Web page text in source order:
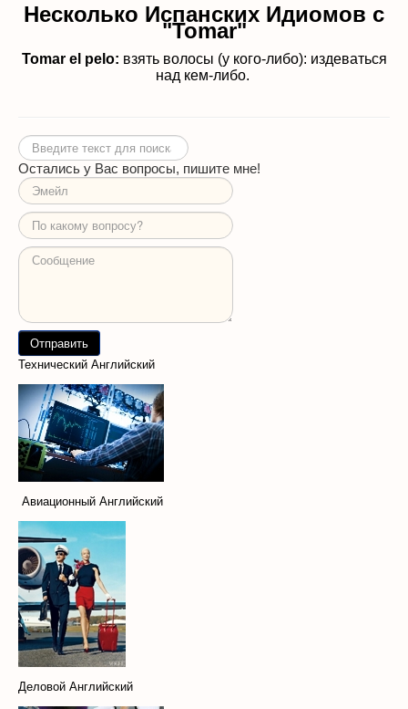
Несколько Испанских Идиомов с
"Tomar"
Tomar el pelo: взять волосы (у кого-либо): издеваться
над кем-либо.
Искать...
Остались у Вас вопросы, пишите мне!
Технический Английский
Авиационный Английский
Деловой Английский